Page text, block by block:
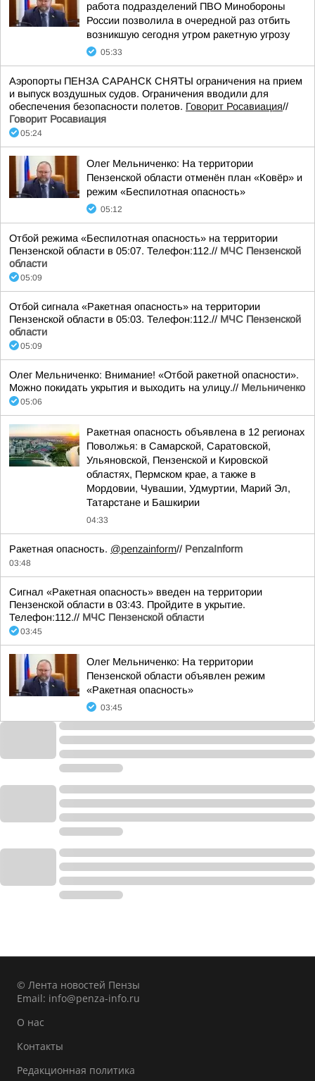
работа подразделений ПВО Минобороны
России позволила в очередной раз отбить
возникшую сегодня утром ракетную угрозу
05:33
Аэропорты ПЕНЗА САРАНСК СНЯТЫ ограничения на прием
и выпуск воздушных судов. Ограничения вводили для
обеспечения безопасности полетов. Говорит Росавиация//
Говорит Росавиация
05:24
Олег Мельниченко: На территории
Пензенской области отменён план «Ковёр» и
режим «Беспилотная опасность»
05:12
Отбой режима «Беспилотная опасность» на территории
Пензенской области в 05:07. Телефон:112.// МЧС Пензенской
области
05:09
Отбой сигнала «Ракетная опасность» на территории
Пензенской области в 05:03. Телефон:112.// МЧС Пензенской
области
05:09
Олег Мельниченко: Внимание! «Отбой ракетной опасности».
Можно покидать укрытия и выходить на улицу.// Мельниченко
05:06
Ракетная опасность объявлена в 12 регионах
Поволжья: в Самарской, Саратовской,
Ульяновской, Пензенской и Кировской
областях, Пермском крае, а также в
Мордовии, Чувашии, Удмуртии, Марий Эл,
Татарстане и Башкирии
04:33
Ракетная опасность. @penzainform// PenzaInform
03:48
Сигнал «Ракетная опасность» введен на территории
Пензенской области в 03:43. Пройдите в укрытие.
Телефон:112.// МЧС Пензенской области
03:45
Олег Мельниченко: На территории
Пензенской области объявлен режим
«Ракетная опасность»
03:45
© Лента новостей Пензы
Email: info@penza-info.ru
О нас
Контакты
Редакционная политика